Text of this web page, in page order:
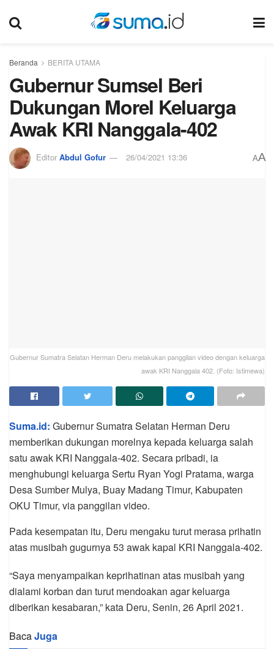
Beranda BERITA UTAMA
Gubernur Sumsel Beri
Dukungan Morel Keluarga
Awak KRI Nanggala-402
Editor Abdul Gofur 26/04/2021 13:36 AA
Gubernur Sumatra Selatan Herman Deru melakukan panggilan video dengan keluarga
awak KRI Nanggala 402. (Foto: Istimewa)
Suma.id: Gubernur Sumatra Selatan Herman Deru
memberikan dukungan morelnya kepada keluarga salah
satu awak KRI Nanggala-402. Secara pribadi, ia
menghubungi keluarga Sertu Ryan Yogi Pratama, warga
Desa Sumber Mulya, Buay Madang Timur, Kabupaten
OKU Timur, via panggilan video.
Pada kesempatan itu, Deru mengaku turut merasa prihatin
atas musibah gugurnya 53 awak kapal KRI Nanggala-402.
“Saya menyampaikan keprihatinan atas musibah yang
dialami korban dan turut mendoakan agar keluarga
diberikan kesabaran,” kata Deru, Senin, 26 April 2021.
BacaJuga